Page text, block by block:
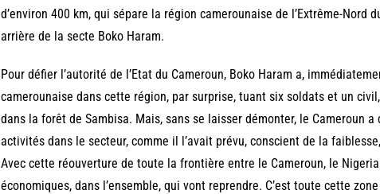
d’environ 400 km, qui sépare la région camerounaise de l’Extrême-Nord
arrière de la secte Boko Haram.
Pour défier l’autorité de l’Etat du Cameroun, Boko Haram a,
camerounaise dans cette région, par surprise, tuant six soldats et un
dans la forêt de Sambisa. Mais, sans se laisser démonter, le Cameroun
activités dans le secteur, comme il l’avait prévu, conscient de la
Avec cette réouverture de toute la frontière entre le Cameroun, le
économiques, dans l’ensemble, qui vont reprendre. C’est toute cette